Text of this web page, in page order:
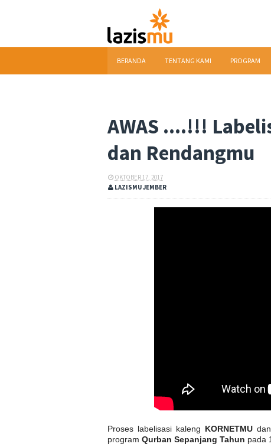
BERANDA TENTANG KAMI PROGRAM
AWAS ....!!!
dan Rendangmu
OKTOBER 17, 2017
LAZISMU JEMBER
Proses labelisasi kaleng KORNETMU dan
program Qurban Sepanjang Tahun pada